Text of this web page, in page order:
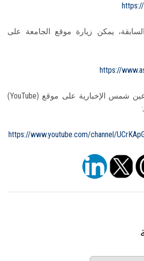
يمكن زيارة موقع الجامعة على
https://
أو زيارة قناة جامعة عين شمس الإخبارية على موقع (YouTube)
https://www.youtube.com/channel/